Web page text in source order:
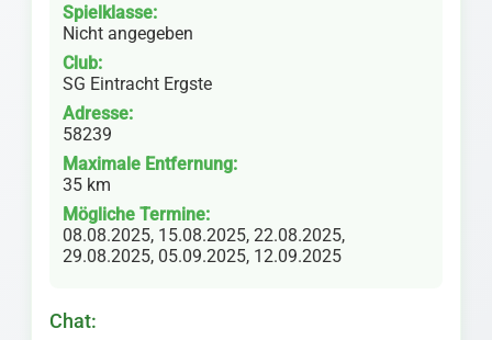
Spielklasse:
Nicht angegeben
Club:
SG Eintracht Ergste
Adresse:
58239
Maximale Entfernung:
35 km
Mögliche Termine:
08.08.2025, 15.08.2025, 22.08.2025,
29.08.2025, 05.09.2025, 12.09.2025
Chat: